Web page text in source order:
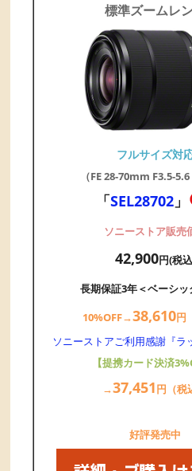
標準ズームレ
フルサイズ対
（FE 28-70mm F3.5-5.6
「SEL28702」
ソニーストア販売
42,900円(税
長期保証3年＜ベーシッ
10%OFF→38,610円
ソニーストアご利用感謝『ラ
【提携カード決済
→37,451円（税
好評発売中